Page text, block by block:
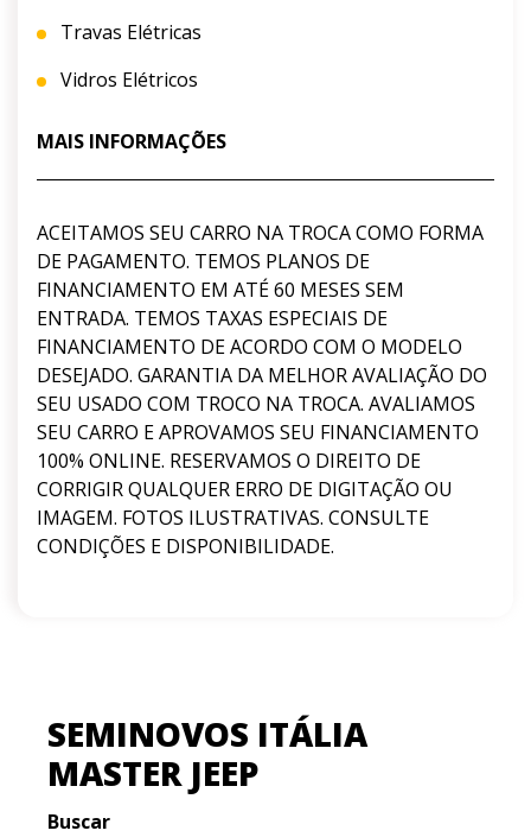
Travas Elétricas
Vidros Elétricos
MAIS INFORMAÇÕES
ACEITAMOS SEU CARRO NA TROCA COMO FORMA
DE PAGAMENTO. TEMOS PLANOS DE
FINANCIAMENTO EM ATÉ 60 MESES SEM
ENTRADA. TEMOS TAXAS ESPECIAIS DE
FINANCIAMENTO DE ACORDO COM O MODELO
DESEJADO. GARANTIA DA MELHOR AVALIAÇÃO DO
SEU USADO COM TROCO NA TROCA. AVALIAMOS
SEU CARRO E APROVAMOS SEU FINANCIAMENTO
100% ONLINE. RESERVAMOS O DIREITO DE
CORRIGIR QUALQUER ERRO DE DIGITAÇÃO OU
IMAGEM. FOTOS ILUSTRATIVAS. CONSULTE
CONDIÇÕES E DISPONIBILIDADE.
SEMINOVOS ITÁLIA
MASTER JEEP
Buscar